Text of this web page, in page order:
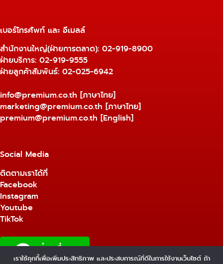
เบอร์โทรศัพท์ และ อีเมลล์
สำนักงานใหญ่(ฝ่ายการตลาด): 02-919-8900
ฝ่ายบริการ: 02-919-9555
ฝ่ายลูกค้าสัมพันธ์: 02-025-6942
info@premium.co.th [ภาษาไทย]
marketing@premium.co.th [ภาษาไทย]
premium@premium.co.th [English]
Social Media
ติดตามเราได้ที่
Facebook
Instagram
Youtube
TikTok
เราใช้คุกกี้เพื่อเพิ่มประสิทธิภาพ และประสบการณ์ที่ดีในการใช้งานเว็บไซต์ ถ้า
1